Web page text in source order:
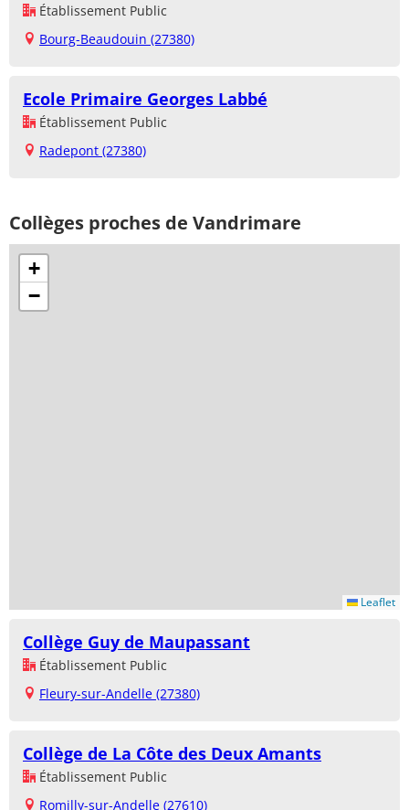
Établissement Public
Bourg-Beaudouin (27380)
Ecole Primaire Georges Labbé
Établissement Public
Radepont (27380)
Collèges proches de Vandrimare
+
−
Leaflet
Collège Guy de Maupassant
Établissement Public
Fleury-sur-Andelle (27380)
Collège de La Côte des Deux Amants
Établissement Public
Romilly-sur-Andelle (27610)